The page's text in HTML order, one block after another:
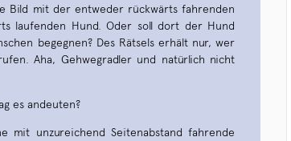
Bild mit der entweder rückwärts fahrenden
laufenden Hund. Oder soll dort der Hund
begegnen? Des Rätsels erhält nur, wer
Aha, Gehwegradler und natürlich nicht
es andeuten?
mit unzureichend Seitenabstand fahrende